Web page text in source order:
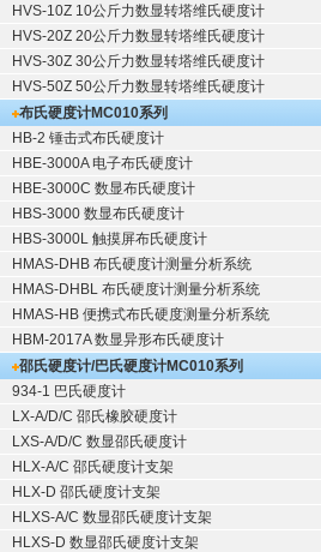
HVS-10Z 10公斤力数显转塔维氏硬度计
HVS-20Z 20公斤力数显转塔维氏硬度计
HVS-30Z 30公斤力数显转塔维氏硬度计
HVS-50Z 50公斤力数显转塔维氏硬度计
布氏硬度计MC010系列
HB-2 锤击式布氏硬度计
HBE-3000A 电子布氏硬度计
HBE-3000C 数显布氏硬度计
HBS-3000 数显布氏硬度计
HBS-3000L 触摸屏布氏硬度计
HMAS-DHB 布氏硬度计测量分析系统
HMAS-DHBL 布氏硬度计测量分析系统
HMAS-HB 便携式布氏硬度测量分析系统
HBM-2017A 数显异形布氏硬度计
邵氏硬度计/巴氏硬度计MC010系列
934-1 巴氏硬度计
LX-A/D/C 邵氏橡胶硬度计
LXS-A/D/C 数显邵氏硬度计
HLX-A/C 邵氏硬度计支架
HLX-D 邵氏硬度计支架
HLXS-A/C 数显邵氏硬度计支架
HLXS-D 数显邵氏硬度计支架